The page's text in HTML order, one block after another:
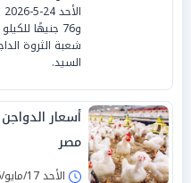
و76 جنيهًا
شعبة الثروة
السيد.
مصر
الأحد 17/مايو/2026 - 09:00 ص